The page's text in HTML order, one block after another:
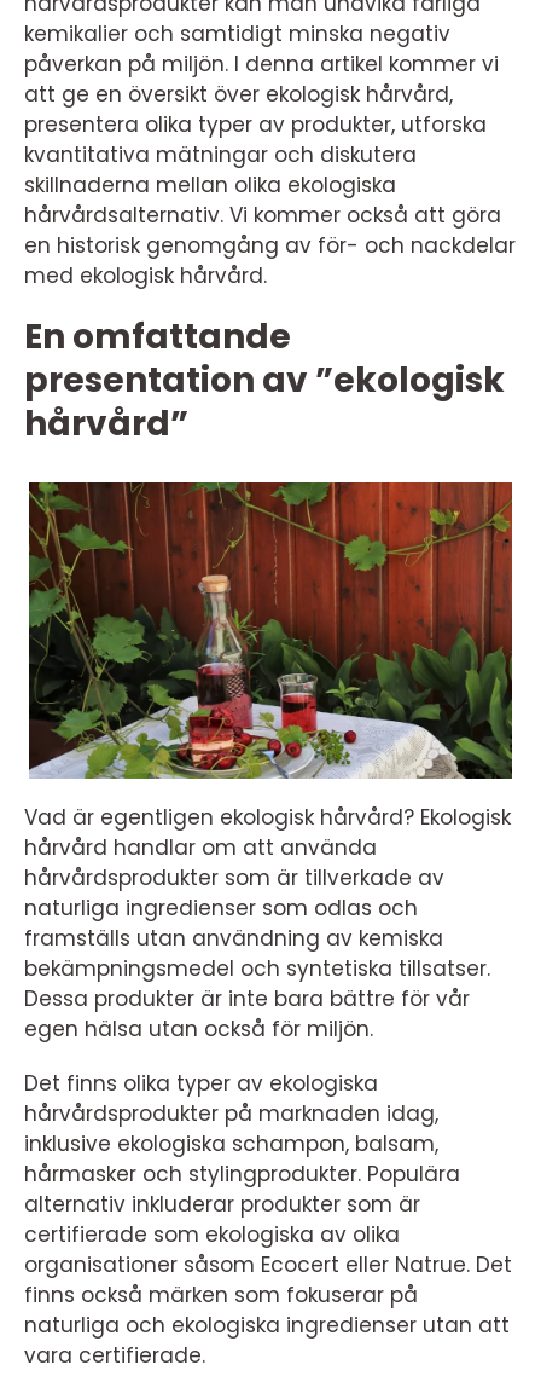
kemikalier och samtidigt minska negativ
påverkan på miljön. I denna artikel kommer vi
att ge en översikt över ekologisk hårvård,
presentera olika typer av produkter, utforska
kvantitativa mätningar och diskutera
skillnaderna mellan olika ekologiska
hårvårdsalternativ. Vi kommer också att göra
en historisk genomgång av för- och nackdelar
med ekologisk hårvård.
En omfattande
presentation av ”ekologisk
hårvård”
Vad är egentligen ekologisk hårvård? Ekologisk
hårvård handlar om att använda
hårvårdsprodukter som är tillverkade av
naturliga ingredienser som odlas och
framställs utan användning av kemiska
bekämpningsmedel och syntetiska tillsatser.
Dessa produkter är inte bara bättre för vår
egen hälsa utan också för miljön.
Det finns olika typer av ekologiska
hårvårdsprodukter på marknaden idag,
inklusive ekologiska schampon, balsam,
hårmasker och stylingprodukter. Populära
alternativ inkluderar produkter som är
certifierade som ekologiska av olika
organisationer såsom Ecocert eller Natrue. Det
finns också märken som fokuserar på
naturliga och ekologiska ingredienser utan att
vara certifierade.